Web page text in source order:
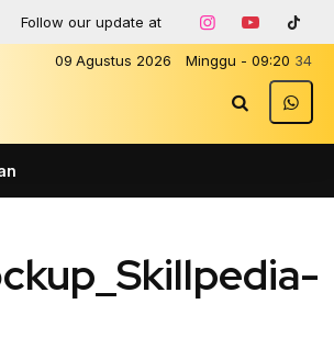
Follow our update at
09 Agustus 2026 Minggu - 09:20 34